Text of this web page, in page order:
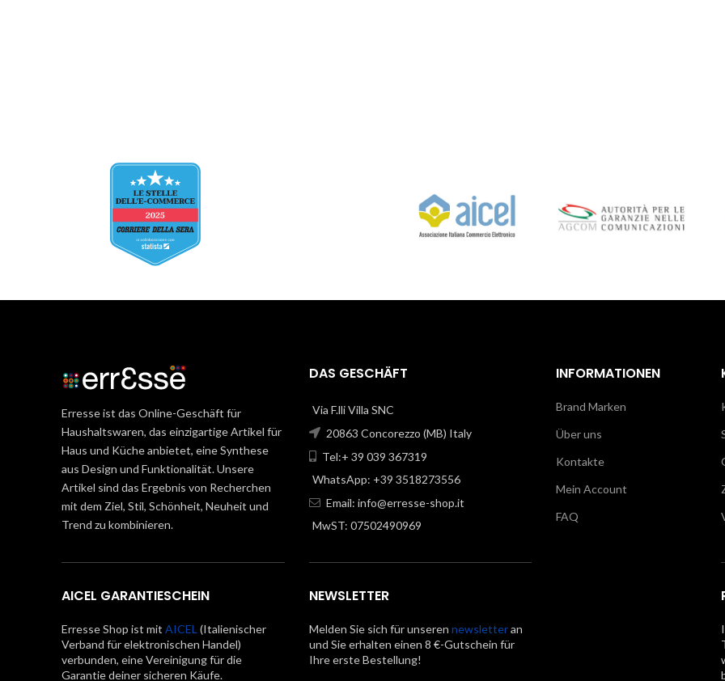
Erresse ist das Online-Geschäft für
Haushaltswaren, das einzigartige Artikel für
Haus und Küche anbietet, eine Synthese
aus Design und Funktionalität. Unsere
Artikel sind das Ergebnis von Recherchen
mit dem Ziel, Stil, Schönheit, Neuheit und
Trend zu kombinieren.
AICEL GARANTIESCHEIN
Erresse Shop ist mit AICEL (Italienischer
Verband für elektronischen Handel)
verbunden, eine Vereinigung für die
Garantie deiner sicheren Käufe.
DAS GESCHÄFT
Via F.lli Villa SNC
20863 Concorezzo (MB) Italy
Tel:+ 39 039 367319
WhatsApp: +39 3518273556
Email: info@erresse-shop.it
MwST: 07502490969
NEWSLETTER
Melden Sie sich für unseren newsletteran
und Sie erhalten einen 8 €-Gutschein für
Ihre erste Bestellung!
INFORMATIONEN
Brand Marken
Über uns
Kontakte
Mein Account
FAQ